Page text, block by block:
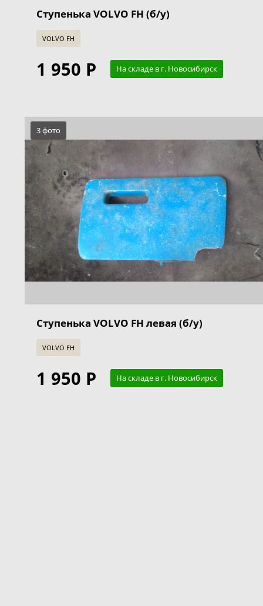
Ступенька VOLVO FH (б/у)
VOLVO FH
1 950 Р На складе в г. Новосибирск
3 фото
Ступенька VOLVO FH левая (б/у)
VOLVO FH
1 950 Р На складе в г. Новосибирск